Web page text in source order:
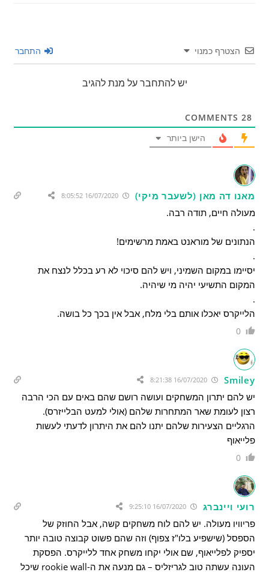
הצטרף כמנוי התחבר
יש להתחבר על מנת להגיב
28
הישן ביותר
מאנו דה מאן (לשעבר מיקי) 16/07/2020 8:05:52
מעולה חיים, תודה רבה.
.
הנתונים של מוראנט באמת מרשימים!
.
יסיימו במקום השמיני, ויש להם סיכוי לא רע בכלל לנצח את
המקום התשיעי יהיה מי שיהיה.
.
הלייקרס יאכלו אותם בלי מלח, אבל אין בכך כל בושה.
0
Smiley
יש להם יתרון המשחקים ועושה רושם שהם באים עם הכי הרבה
רצון לעומת שאר המתחרות שלהם (אולי למעט הבלייזרס).
הרגליים הצעירות שלהם יתנו להם את היתרון לדעתי לעשות
פלייאוף
0
רועי ויינברג
פריוויו מעולה. יש להם לוח משחקים קשה, אבל החוזק של
הספסל (שישפיע בלו"ז צפוף) וזה שהם פשוט קבוצה טובה יותר
יספיק לפלייאוף, שם אולי יקחו משחק אחד ללייקרס. הפסקת
העונה עשתה טוב לגריזליס – גם מנעה את ה-rookie wall שיכל